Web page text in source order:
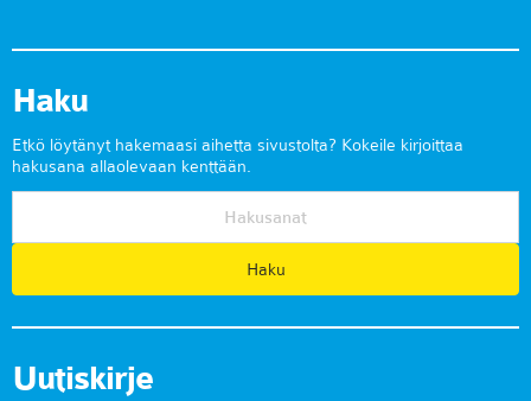
Haku
Etkö löytänyt hakemaasi aihetta sivustolta? Kokeile kirjoittaa
hakusana allaolevaan kenttään.
Uutiskirje